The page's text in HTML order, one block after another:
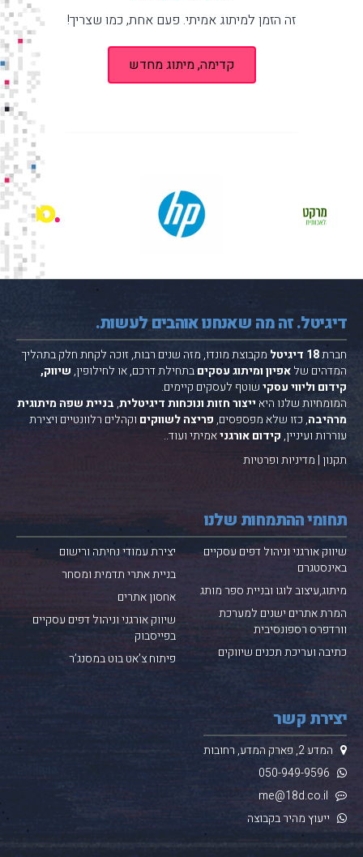
זה הזמן למיתוג אמיתי. פעם אחת, כמו שצריך!
קדימה, מיתוג מחדש
דיגיטל. זה מה שאנחנו אוהבים לעשות.
חברת18 דיגיטל מקבוצתמונדו, מזה שנים רבות, זוכה לקחת חלק בתהליך
המדהים שלאפיון ומיתוג עסקיםבתחילת דרכם, או לחילופין,שיווק,
קידום וליווי עסקישוטף לעסקים קיימים.
המומחיות שלנו היא ייצור חזות ונוכחות דיגיטלית,בניית שפה מיתוגית
מרהיבה, כזו שלא מפספסים,פריצה לשווקים וקהלים רלוונטיים ויצירת
עוררות ועיניין,קידום אורגניאמיתי ועוד..
תקנון | מדיניות ופרטיות
תחומי ההתמחות שלנו
שיווק אורגני וניהול דפים עסקיים
באינסטגרם
מיתוג,עיצוב לוגו ובניית ספר מותג
המרת אתרים ישנים למערכת
וורדפרסרספונסיבית
כתיבה ועריכת תכנים שיווקים
יצירת עמודי נחיתה ורישום
בניית אתרי תדמית ומסחר
אחסון אתרים
שיווק אורגני וניהול דפים עסקיים
בפייסבוק
פיתוח צ’אט בוט במסנג’ר
יצירת קשר
המדע 2, פארק המדע, רחובות
050-949-9596
ייעוץ מהיר בקבוצה